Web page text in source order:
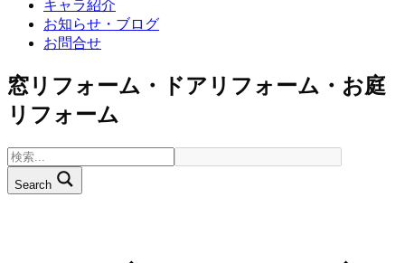
キャラ紹介
お知らせ・ブログ
お問合せ
窓リフォーム・ドアリフォーム・お庭
リフォーム
Search